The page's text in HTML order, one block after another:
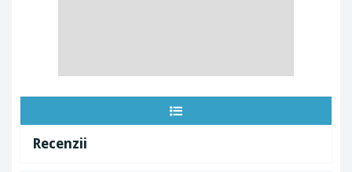
Recenzii